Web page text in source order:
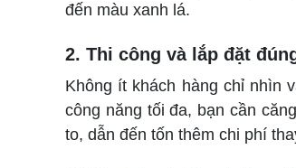
đến màu xanh lá.
2. Thi công và lắp đặt
Không ít khách hàng chỉ nhìn
công năng tối đa, bạn cần
to, dẫn đến tốn thêm chi phí